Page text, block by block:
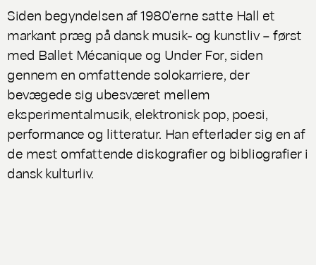
Siden begyndelsen af 1980'erne satte Hall et
markant præg på dansk musik- og kunstliv – først
med Ballet Mécanique og Under For, siden
gennem en omfattende solokarriere, der
bevægede sig ubesværet mellem
eksperimentalmusik, elektronisk pop, poesi,
performance og litteratur. Han efterlader sig en af
de mest omfattende diskografier og bibliografier i
dansk kulturliv.